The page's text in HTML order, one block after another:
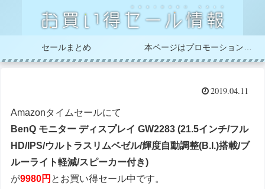
セールまとめ
2019.04.11
Amazonタイムセールにて
BenQ モニター ディスプレイ GW2283 (21.5インチ/フル
HD/IPS/ウルトラスリムベゼル/輝度自動調整(B.I.)搭載/ブ
ルーライト軽減/スピーカー付き)
が9980円 とお買い得セール中です。